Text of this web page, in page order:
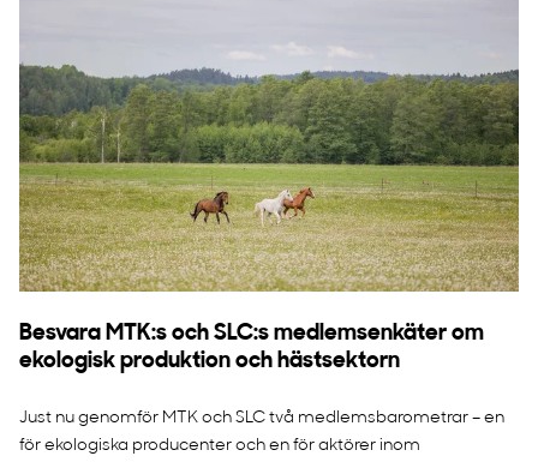
Besvara MTK:s och SLC:s medlemsenkäter om
ekologisk produktion och hästsektorn
Just nu genomför MTK och SLC två medlemsbarometrar – en
för ekologiska producenter och en för aktörer inom